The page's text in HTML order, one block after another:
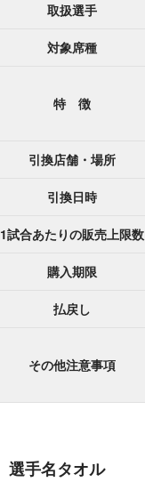
取扱選手
対象席種
特 徴
引換店舗・場所
引換日時
1試合あたりの販売上限数
購入期限
払戻し
その他注意事項
選手名タオル